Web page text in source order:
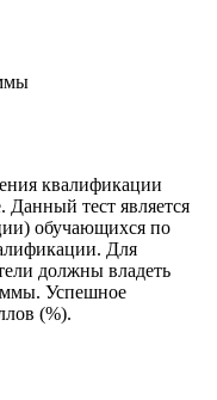
квалификации
Данный тест является
обучающихся по
Для
должны владеть
Успешное
(%).